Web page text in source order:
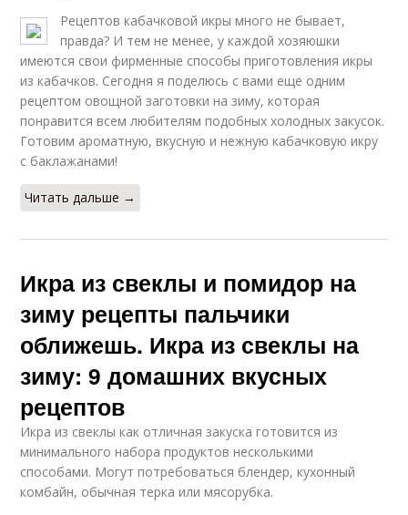
Рецептов кабачковой икры много не бывает,
правда? И тем не менее, у каждой хозяюшки
имеются свои фирменные способы приготовления икры
из кабачков. Сегодня я поделюсь с вами еще одним
рецептом овощной заготовки на зиму, которая
понравится всем любителям подобных холодных закусок.
Готовим ароматную, вкусную и нежную кабачковую икру
с баклажанами!
Читать дальше →
Икра из свеклы и помидор на
зиму рецепты пальчики
оближешь. Икра из свеклы на
зиму: 9 домашних вкусных
рецептов
Икра из свеклы как отличная закуска готовится из
минимального набора продуктов несколькими
способами. Могут потребоваться блендер, кухонный
комбайн, обычная терка или мясорубка.